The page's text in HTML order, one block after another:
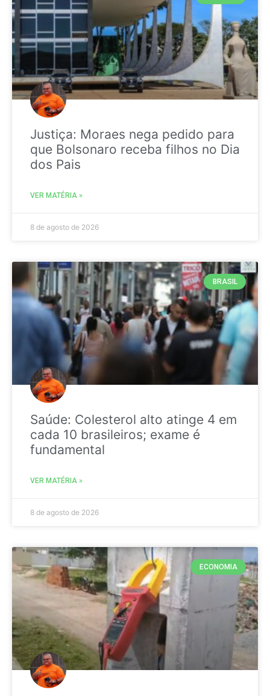
Justiça: Moraes nega pedido para
que Bolsonaro receba filhos no Dia
dos Pais
VER MATÉRIA »
8 de agosto de 2026
BRASIL
Saúde: Colesterol alto atinge 4 em
cada 10 brasileiros; exame é
fundamental
VER MATÉRIA »
8 de agosto de 2026
ECONOMIA